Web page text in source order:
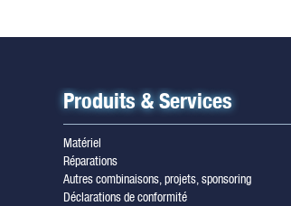
Produits & Services
Matériel
Réparations
Autres combinaisons, projets, sponsoring
Déclarations de conformité